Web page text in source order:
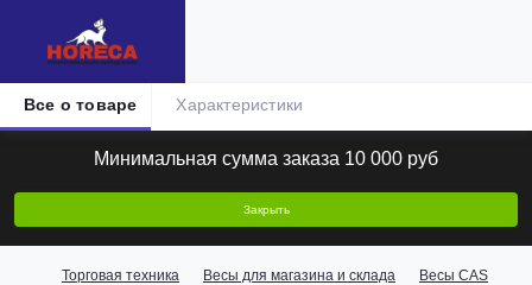
Минимальная сумма заказа 10 000 руб
Закрыть
Торговая техника Весы для магазина и склада Весы CAS
Все о товаре Характеристики